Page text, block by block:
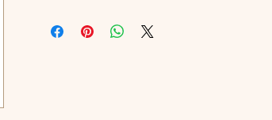
Durch die natürliche Holzstruktur ist jede